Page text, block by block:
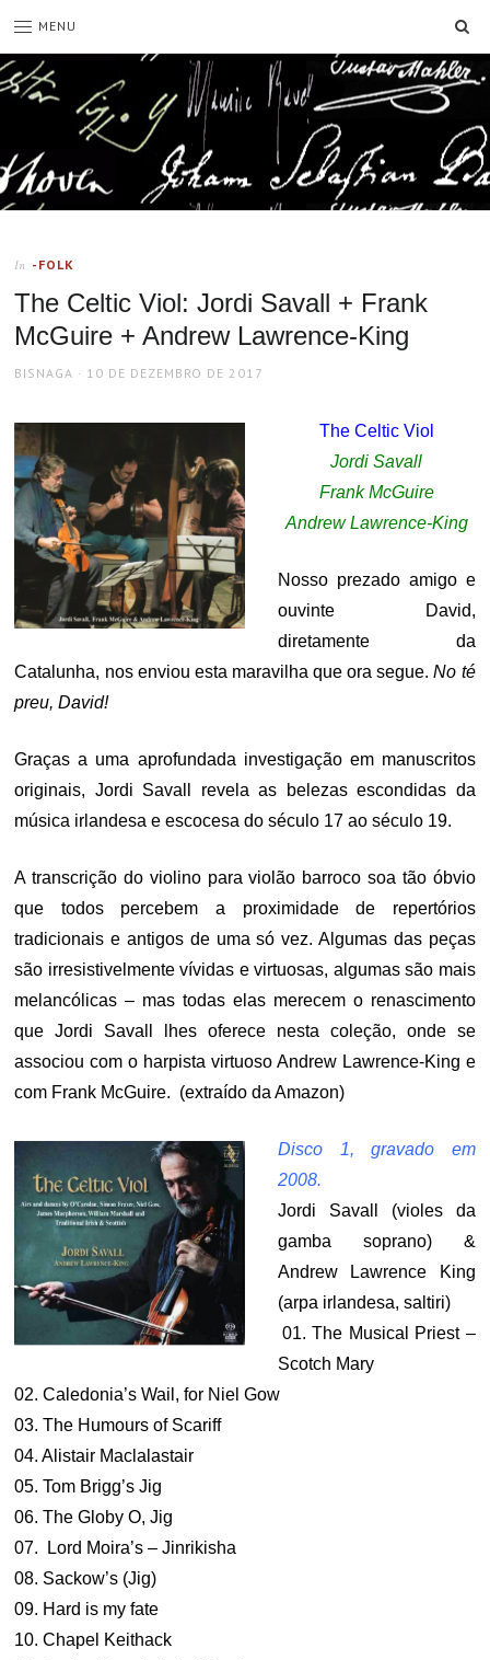
MENU
In -FOLK
The Celtic Viol: Jordi Savall + Frank
McGuire + Andrew Lawrence-King
AUTHOR
BISNAGA
POSTED
10 DE DEZEMBRO DE 2017
The Celtic Viol
Jordi Savall
Frank McGuire
Andrew Lawrence-King
Nosso prezado amigo e
ouvinte David,
diretamente da
Catalunha, nos enviou esta maravilha que ora segue.No té
preu, David!
Graças a uma aprofundada investigação em manuscritos
originais, Jordi Savall revelaas belezas escondidas da
música irlandesa e escocesa do século 17 ao século 19.
A transcrição do violino para violão barroco soa tão óbvio
que todos percebem a proximidade de repertórios
tradicionais e antigos de uma só vez. Algumas das peças
são irresistivelmente vívidas e virtuosas, algumas são mais
melancólicas – mas todas elas merecem o renascimento
que Jordi Savall lhes oferece nesta coleção, onde se
associou com o harpista virtuoso Andrew Lawrence-King e
com Frank McGuire. (extraído da Amazon)
Disco 1, gravado em
2008.
Jordi Savall (violes da
gamba soprano) &
Andrew Lawrence King
(arpa irlandesa, saltiri)
01. The Musical Priest –
Scotch Mary
02. Caledonia’s Wail, for Niel Gow
03. The Humours of Scariff
04. Alistair Maclalastair
05. Tom Brigg’s Jig
06. The Globy O, Jig
07. Lord Moira’s – Jinrikisha
08. Sackow’s (Jig)
09. Hard is my fate
10. Chapel Keithack